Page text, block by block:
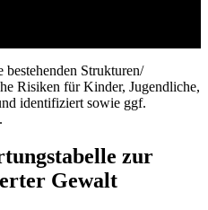
Strukturen/
Risiken für Kinder, Jugendliche,
identifiziert sowie ggf.
zur
Gewalt